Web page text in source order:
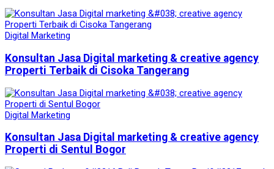
Digital Marketing
Konsultan Jasa Digital marketing & creative agency
Properti Terbaik di Cisoka Tangerang
Digital Marketing
Konsultan Jasa Digital marketing & creative agency
Properti di Sentul Bogor